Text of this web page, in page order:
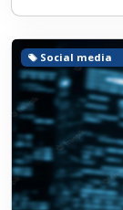
Social media